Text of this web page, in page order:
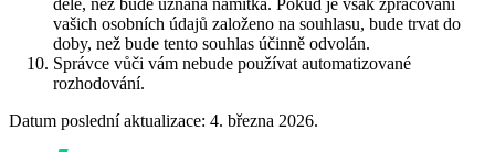
déle, než bude uznána námitka. Pokud je však zpracování
vašich osobních údajů založeno na souhlasu, bude trvat do
doby, než bude tento souhlas účinně odvolán.
Správce vůči vám nebude používat automatizované
rozhodování.
Datum poslední aktualizace: 4. března 2026.